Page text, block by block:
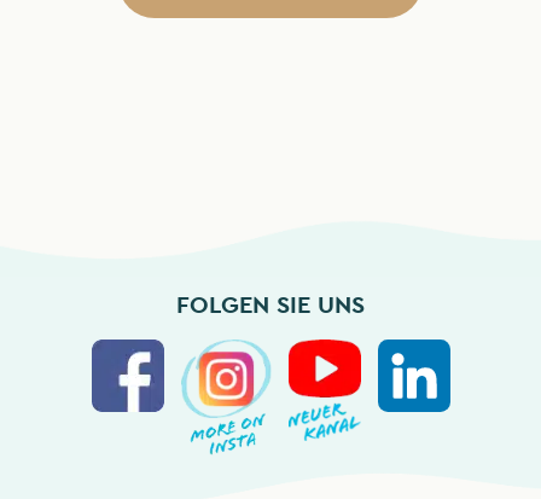
FOLGEN SIE UNS